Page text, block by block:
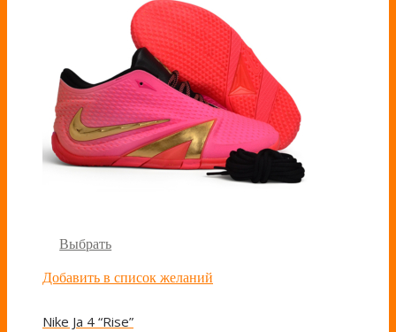
Выбрать
Добавить в список желаний
Nike Ja 4 “Rise”